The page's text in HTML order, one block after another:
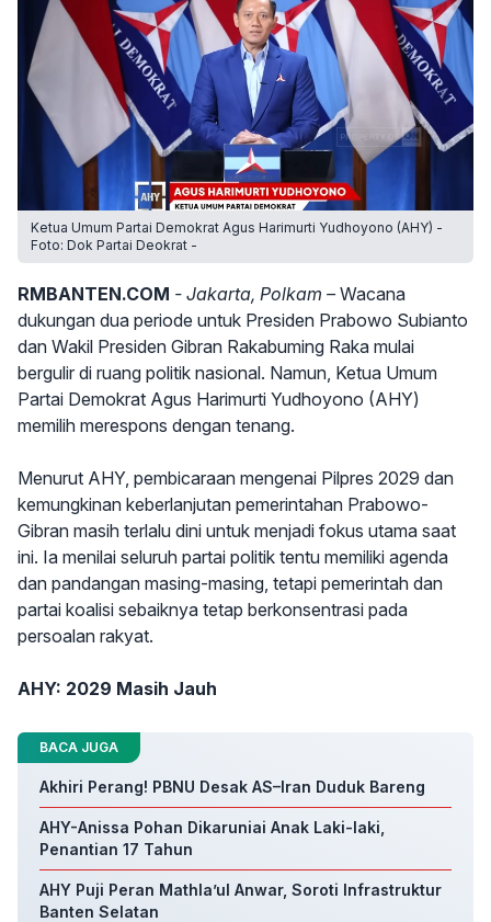
Ketua Umum Partai Demokrat Agus Harimurti Yudhoyono (AHY) -
Foto: Dok Partai Deokrat -
RMBANTEN.COM - Jakarta, Polkam –Wacana
dukungan dua periode untuk Presiden Prabowo Subianto
dan Wakil Presiden Gibran Rakabuming Raka mulai
bergulir di ruang politik nasional. Namun, Ketua Umum
Partai Demokrat Agus Harimurti Yudhoyono (AHY)
memilih merespons dengan tenang.
Menurut AHY, pembicaraan mengenai Pilpres 2029 dan
kemungkinan keberlanjutan pemerintahan Prabowo-
Gibran masih terlalu dini untuk menjadi fokus utama saat
ini. Ia menilai seluruh partai politik tentu memiliki agenda
dan pandangan masing-masing, tetapi pemerintah dan
partai koalisi sebaiknya tetap berkonsentrasi pada
persoalan rakyat.
AHY: 2029 Masih Jauh
BACA JUGA
Akhiri Perang! PBNU Desak AS–Iran Duduk Bareng
AHY-Anissa Pohan Dikaruniai Anak Laki-laki,
Penantian 17 Tahun
AHY Puji Peran Mathla’ul Anwar, Soroti Infrastruktur
Banten Selatan